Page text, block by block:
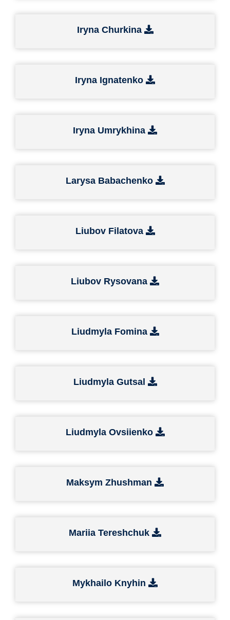
Iryna Churkina
Iryna Ignatenko
Iryna Umrykhina
Larysa Babachenko
Liubov Filatova
Liubov Rysovana
Liudmyla Fomina
Liudmyla Gutsal
Liudmyla Ovsiienko
Maksym Zhushman
Mariia Tereshchuk
Mykhailo Knyhin